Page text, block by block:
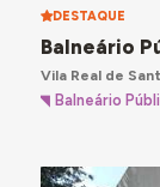
DESTAQUE
Balneário
Vila Real de
Balneário